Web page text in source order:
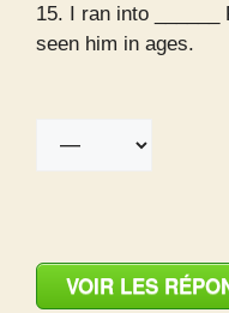
15. I ran into ______
seen him in ages.
VOIR LES